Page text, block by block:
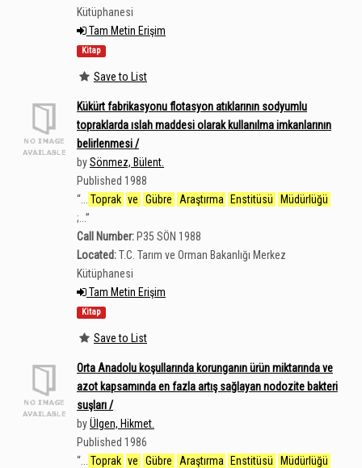
Kütüphanesi
Tam Metin Erişim
Kitap
Save to List
Kükürt fabrikasyonu flotasyon atıklarının sodyumlu
topraklarda ıslah maddesi olarak kullanılma imkanlarının
belirlenmesi /
bySönmez, Bülent.
Published 1988
“
Toprak ve Gübre Araştırma Enstitüsü
Müdürlüğü
;... ”
Call Number: P35 SÖN 1988
Located:T.C. Tarım ve Orman Bakanlığı Merkez
Kütüphanesi
Tam Metin Erişim
Kitap
Save to List
Orta Anadolu koşullarında korunganın ürün miktarında ve
azot kapsamında en fazla artış sağlayan nodozite bakteri
suşları /
byÜlgen, Hikmet.
Published 1986
“
Toprak ve Gübre Araştırma Enstitüsü
Müdürlüğü